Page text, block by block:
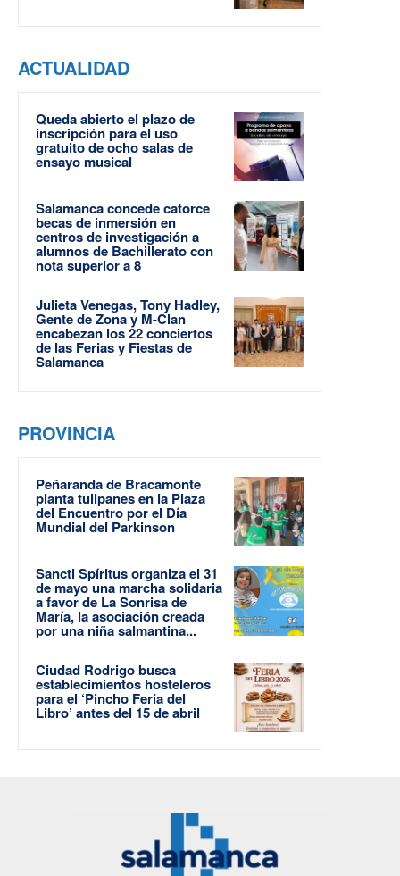
ACTUALIDAD
Queda abierto el plazo de
inscripción para el uso
gratuito de ocho salas de
ensayo musical
Salamanca concede catorce
becas de inmersión en
centros de investigación a
alumnos de Bachillerato con
nota superior a 8
Julieta Venegas, Tony Hadley,
Gente de Zona y M-Clan
encabezan los 22 conciertos
de las Ferias y Fiestas de
Salamanca
PROVINCIA
Peñaranda de Bracamonte
planta tulipanes en la Plaza
del Encuentro por el Día
Mundial del Parkinson
Sancti Spíritus organiza el 31
de mayo una marcha solidaria
a favor de La Sonrisa de
María, la asociación creada
por una niña salmantina...
Ciudad Rodrigo busca
establecimientos hosteleros
para el ‘Pincho Feria del
Libro’ antes del 15 de abril